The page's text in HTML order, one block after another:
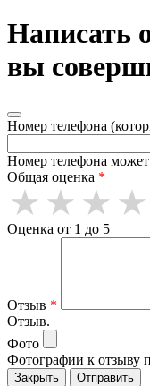
Написать
вы
Номер телефона
Номер телефона
Общая оценка *
Оценка от 1 до 5
Отзыв *
Отзыв.
Фото
Фотографии к отзыву
Закрыть Отправить